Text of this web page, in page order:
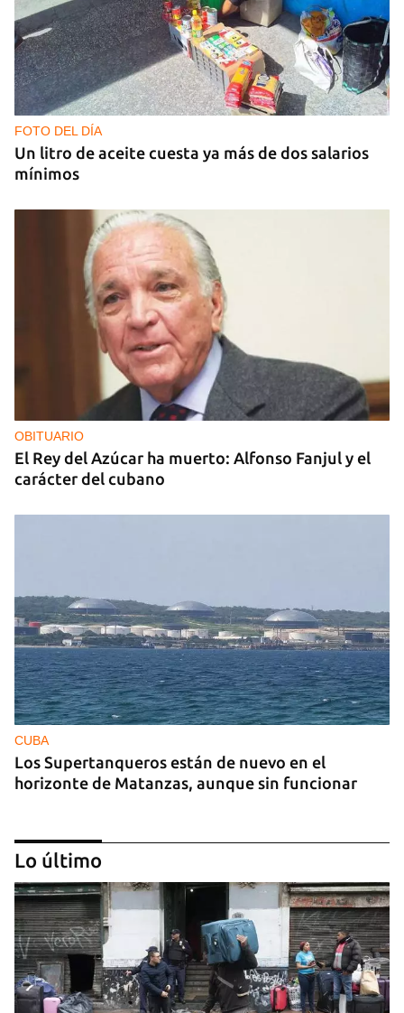
FOTO DEL DÍA
Un litro de aceite cuesta ya más de dos salarios
mínimos
OBITUARIO
El Rey del Azúcar ha muerto: Alfonso Fanjul y el
carácter del cubano
CUBA
Los Supertanqueros están de nuevo en el
horizonte de Matanzas, aunque sin funcionar
Lo último